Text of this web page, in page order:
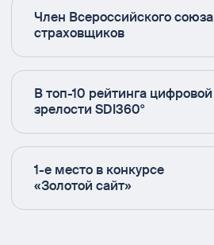
Член Всероссийского союза
страховщиков
В топ-10 рейтинга цифровой
зрелости SDI360°
1-е место в конкурсе
«Золотой сайт»